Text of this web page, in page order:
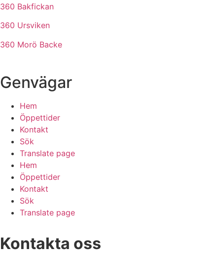
360 Bakfickan
360 Ursviken
360 Morö Backe
Genvägar
Hem
Öppettider
Kontakt
Sök
Translate page
Hem
Öppettider
Kontakt
Sök
Translate page
Kontakta oss